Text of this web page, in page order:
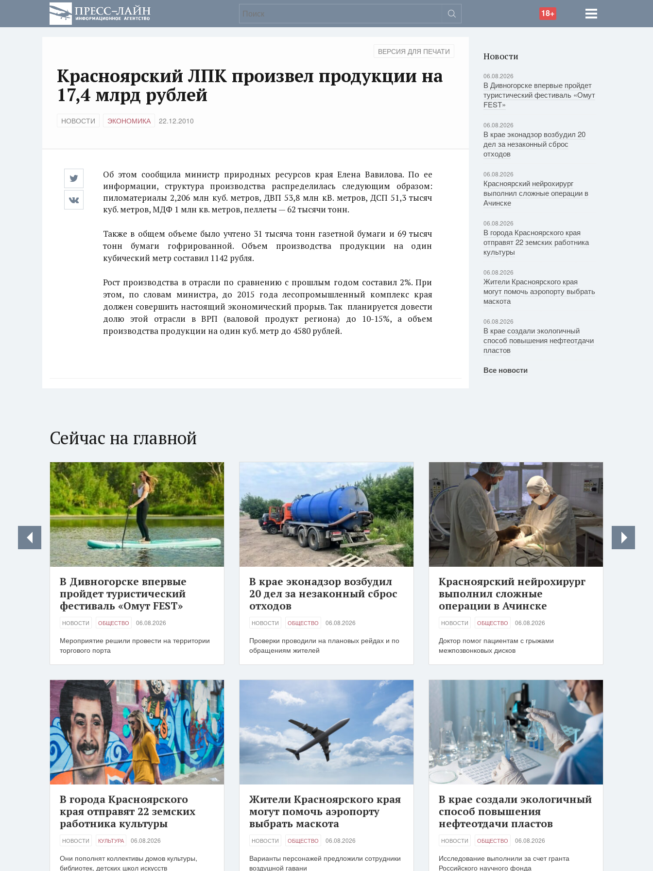
18+
ВЕРСИЯ ДЛЯ ПЕЧАТИ
Красноярский ЛПК произвел продукции на
17,4 млрд рублей
НОВОСТИ ЭКОНОМИКА 22.12.2010
Об этом сообщила министр природных ресурсов края Елена Вавилова. По ее
информации, структура производства распределилась следующим образом:
пиломатериалы 2,206 млн куб. метров, ДВП 53,8 млн кВ. метров, ДСП 51,3 тысяч
куб. метров, МДФ 1 млн кв. метров, пеллеты — 62 тысячи тонн.
Также в общем объеме было учтено 31 тысяча тонн газетной бумаги и 69 тысяч
тонн бумаги гофрированной. Объем производства продукции на один
кубический метр составил 1142 рубля.
Рост производства в отрасли по сравнению с прошлым годом составил 2%. При
этом, по словам министра, до 2015 года лесопромышленный комплекс края
должен совершить настоящий экономический прорыв. Так планируется довести
долю этой отрасли в ВРП (валовой продукт региона) до 10-15%, а объем
производства продукции на один куб. метр до 4580 рублей.
Новости
06.08.2026
В Дивногорске впервые пройдет
туристический фестиваль «Омут
FEST»
06.08.2026
В крае эконадзор возбудил 20
дел за незаконный сброс
отходов
06.08.2026
Красноярский нейрохирург
выполнил сложные операции в
Ачинске
06.08.2026
В города Красноярского края
отправят 22 земских работника
культуры
06.08.2026
Жители Красноярского края
могут помочь аэропорту выбрать
маскота
06.08.2026
В крае создали экологичный
способ повышения нефтеотдачи
пластов
Все новости
Сейчас на главной
В Дивногорске впервые
пройдет туристический
фестиваль «Омут FEST»
НОВОСТИ ОБЩЕСТВО 06.08.2026
Мероприятие решили провести на территории
торгового порта
В крае эконадзор возбудил
20 дел за незаконный сброс
отходов
НОВОСТИ ОБЩЕСТВО 06.08.2026
Проверки проводили на плановых рейдах и по
обращениям жителей
Красноярский нейрохирург
выполнил сложные
операции в Ачинске
НОВОСТИ ОБЩЕСТВО 06.08.2026
Доктор помог пациентам с грыжами
межпозвонковых дисков
В города Красноярского
края отправят 22 земских
работника культуры
НОВОСТИ КУЛЬТУРА 06.08.2026
Они пополнят коллективы домов культуры,
библиотек, детских школ искусств
Жители Красноярского края
могут помочь аэропорту
выбрать маскота
НОВОСТИ ОБЩЕСТВО 06.08.2026
Варианты персонажей предложили сотрудники
воздушной гавани
В крае создали экологичный
способ повышения
нефтеотдачи пластов
НОВОСТИ ОБЩЕСТВО 06.08.2026
Исследование выполнили за счет гранта
Российского научного фонда